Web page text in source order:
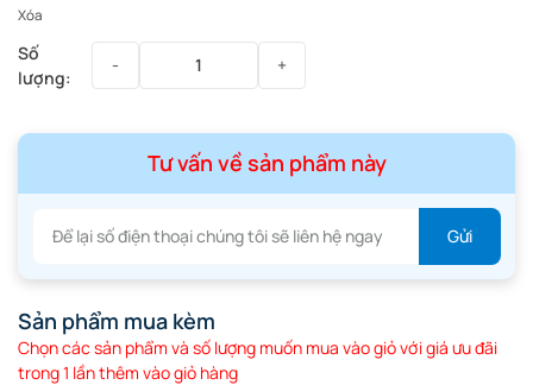
Xóa
Tư vấn về sản phẩm này
Sản phẩm mua kèm
Chọn các sản phẩm và số lượng muốn mua vào giỏ với giá ưu đãi
trong 1 lần thêm vào giỏ hàng